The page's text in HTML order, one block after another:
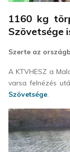
1160 kg
Szövetsége
Szerte az
A KTVHESZ a
varsa felnézés
Szövetsége.